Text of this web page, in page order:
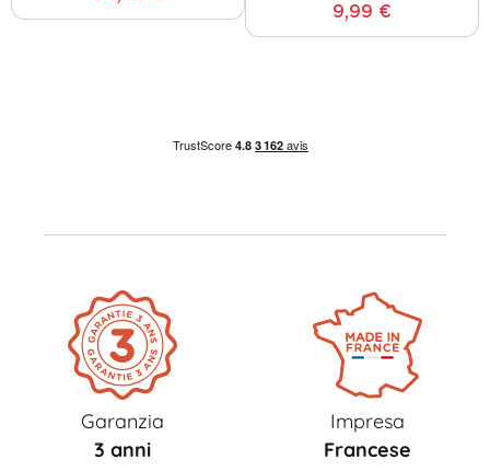
9,99 €
Garanzia
3 anni
Impresa
Francese